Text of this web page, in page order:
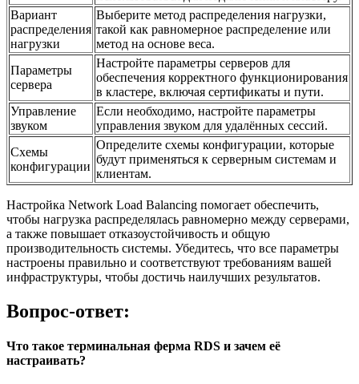
Вариант
распределения
нагрузки
Выберите метод распределения нагрузки,
такой как равномерное распределение или
метод на основе веса.
Параметры
сервера
Настройте параметры серверов для
обеспечения корректного функционирования
в кластере, включая сертификаты и пути.
Управление
звуком
Если необходимо, настройте параметры
управления звуком для удалённых сессий.
Схемы
конфигурации
Определите схемы конфигурации, которые
будут применяться к серверным системам и
клиентам.
Настройка Network Load Balancing помогает обеспечить,
чтобы нагрузка распределялась равномерно между серверами,
а также повышает отказоустойчивость и общую
производительность системы. Убедитесь, что все параметры
настроены правильно и соответствуют требованиям вашей
инфраструктуры, чтобы достичь наилучших результатов.
Вопрос-ответ:
Что такое терминальная ферма RDS и зачем её
настраивать?